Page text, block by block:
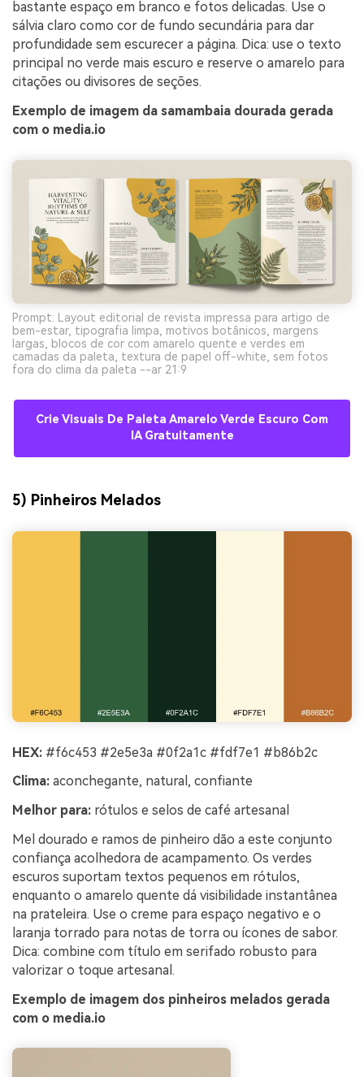
bastante espaço em branco e fotos delicadas. Use o
sálvia claro como cor de fundo secundária para dar
profundidade sem escurecer a página. Dica: use o texto
principal no verde mais escuro e reserve o amarelo para
citações ou divisores de seções.
Exemplo de imagem da samambaia dourada gerada
com o media.io
Prompt: Layout editorial de revista impressa para artigo de
bem-estar, tipografia limpa, motivos botânicos, margens
largas, blocos de cor com amarelo quente e verdes em
camadas da paleta, textura de papel off-white, sem fotos
fora do clima da paleta --ar 21:9
Crie Visuais De Paleta Amarelo Verde Escuro Com
IA Gratuitamente
5) Pinheiros Melados
HEX: #f6c453 #2e5e3a #0f2a1c #fdf7e1 #b86b2c
Clima: aconchegante, natural, confiante
Melhor para: rótulos e selos de café artesanal
Mel dourado e ramos de pinheiro dão a este conjunto
confiança acolhedora de acampamento. Os verdes
escuros suportam textos pequenos em rótulos,
enquanto o amarelo quente dá visibilidade instantânea
na prateleira. Use o creme para espaço negativo e o
laranja torrado para notas de torra ou ícones de sabor.
Dica: combine com título em serifado robusto para
valorizar o toque artesanal.
Exemplo de imagem dos pinheiros melados gerada
com o media.io